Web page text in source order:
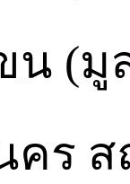
น (มู
คร